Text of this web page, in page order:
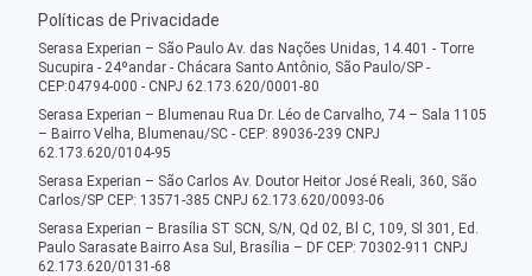
Políticas de Privacidade
Serasa Experian – São Paulo Av. das Nações Unidas, 14.401 - Torre
Sucupira - 24ºandar - Chácara Santo Antônio, São Paulo/SP -
CEP:04794-000 - CNPJ 62.173.620/0001-80
Serasa Experian – Blumenau Rua Dr. Léo de Carvalho, 74 – Sala 1105
– Bairro Velha, Blumenau/SC - CEP: 89036-239 CNPJ
62.173.620/0104-95
Serasa Experian – São Carlos Av. Doutor Heitor José Reali, 360, São
Carlos/SP CEP: 13571-385 CNPJ 62.173.620/0093-06
Serasa Experian – Brasília ST SCN, S/N, Qd 02, Bl C, 109, Sl 301, Ed.
Paulo Sarasate Bairro Asa Sul, Brasília – DF CEP: 70302-911 CNPJ
62.173.620/0131-68